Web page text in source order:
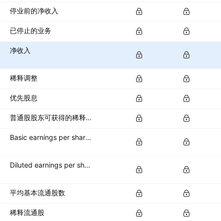
停业前的净收入
已停止的业务
净收入
稀释调整
优先股息
普通股股东可获得的稀释净收入
Basic earnings per share (basic EPS)
Diluted earnings per share (diluted EPS)
平均基本流通股数
稀释流通股